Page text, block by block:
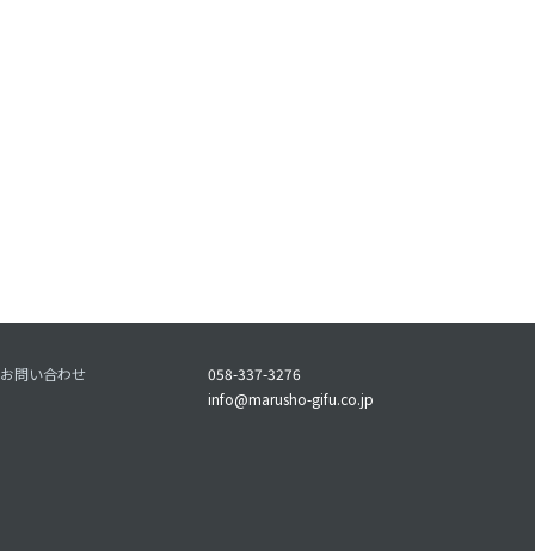
お問い合わせ
058-337-3276
info@marusho-gifu.co.jp